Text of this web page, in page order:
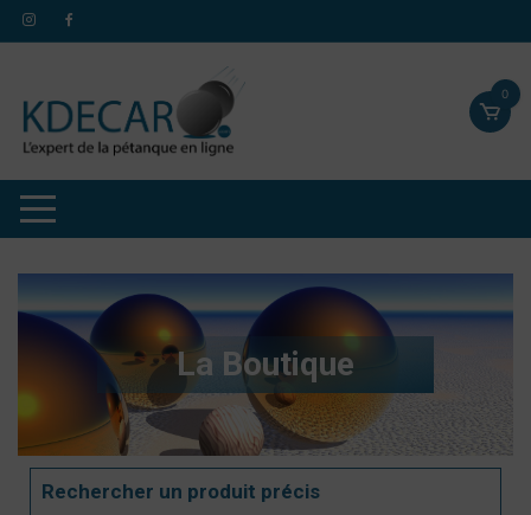
0
La Boutique
Rechercher un produit précis